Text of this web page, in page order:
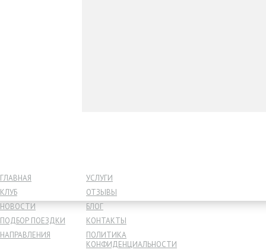
ГЛАВНАЯ
КЛУБ
НОВОСТИ
ПОДБОР ПОЕЗДКИ
НАПРАВЛЕНИЯ
УСЛУГИ
ОТЗЫВЫ
БЛОГ
КОНТАКТЫ
ПОЛИТИКА
КОНФИДЕНЦИАЛЬНОСТИ